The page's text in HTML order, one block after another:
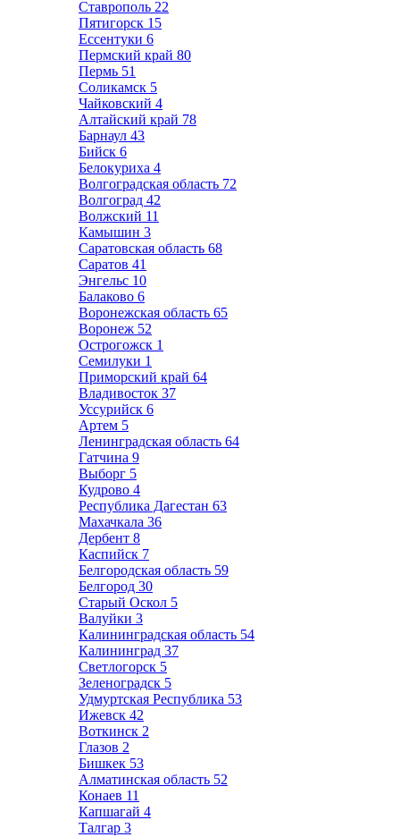
Ставрополь 22
Пятигорск 15
Ессентуки 6
Пермский край 80
Пермь 51
Соликамск 5
Чайковский 4
Алтайский край 78
Барнаул 43
Бийск 6
Белокуриха 4
Волгоградская область 72
Волгоград 42
Волжский 11
Камышин 3
Саратовская область 68
Саратов 41
Энгельс 10
Балаково 6
Воронежская область 65
Воронеж 52
Острогожск 1
Семилуки 1
Приморский край 64
Владивосток 37
Уссурийск 6
Артем 5
Ленинградская область 64
Гатчина 9
Выборг 5
Кудрово 4
Республика Дагестан 63
Махачкала 36
Дербент 8
Каспийск 7
Белгородская область 59
Белгород 30
Старый Оскол 5
Валуйки 3
Калининградская область 54
Калининград 37
Светлогорск 5
Зеленоградск 5
Удмуртская Республика 53
Ижевск 42
Воткинск 2
Глазов 2
Бишкек 53
Алматинская область 52
Конаев 11
Капшагай 4
Талгар 3